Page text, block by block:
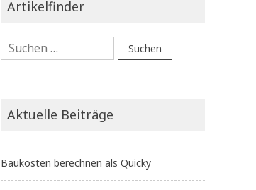
Artikelfinder
Suchen
nach:
Aktuelle Beiträge
Baukosten berechnen als Quicky